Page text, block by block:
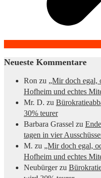
Neueste Kommentare
Ron zu „Mir doch egal,
Hofheim und echtes
Mr. D. zu
30% teurer
Barbara Grassel zu
tagen in vier
M. zu „Mir doch egal,
Hofheim und echtes
Neubürgerzu